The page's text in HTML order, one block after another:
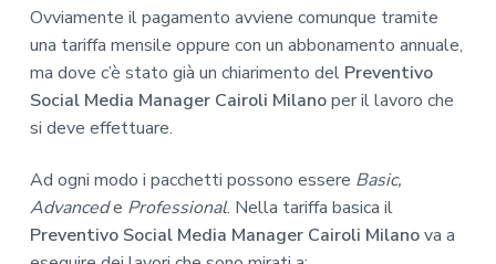
Ovviamente il pagamento avviene comunque tramite
una tariffa mensile oppure con un abbonamento annuale,
ma dove c’è stato già un chiarimento del Preventivo
Social Media Manager Cairoli Milanoper il lavoro che
si deve effettuare.
Ad ogni modo i pacchetti possono essere Basic,
Advancede Professional. Nella tariffa basica il
Preventivo Social Media Manager Cairoli Milanova a